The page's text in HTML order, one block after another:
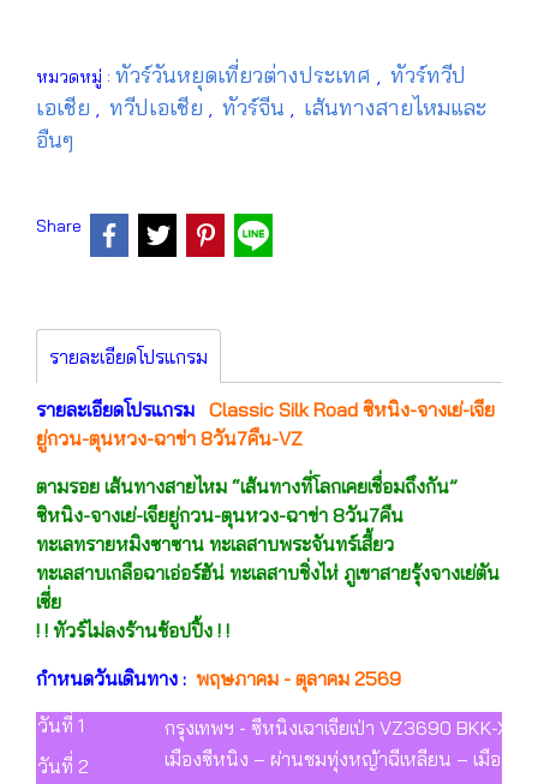
หมวดหมู่ : ทัวร์วันหยุดเที่ยวต่างประเทศ , ทัวร์ทวีป
เอเชีย , ทวีปเอเชีย , ทัวร์จีน , เส้นทางสายไหมและ
อืนๆ
Share
รายละเอียดโปรแกรม
รายละเอียดโปรแกรม Classic Silk Road ซิหนิง-จางเย่-เจีย
ยู่กวน-ตุนหวง-ฉาข่า 8วัน7คืน-VZ
ตามรอย เส้นทางสายไหม “เส้นทางที่โลกเคยเชื่อมถึงกัน”
ซิหนิง-จางเย่-เจียยู่กวน-ตุนหวง-ฉาข่า 8วัน7คืน
ทะเลทรายหมิงซาซาน ทะเลสาบพระจันทร์เสี้ยว
ทะเลสาบเกลือฉาเอ่อร์ฮัน่ ทะเลสาบชิ่งไห่ ภูเขาสายรุ้งจางเย่ตัน
เซี่ย
! ! ทัวร์ไม่ลงร้านช้อปปิ้ง ! !
กำหนดวันเดินทาง : พฤษภาคม - ตุลาคม 2569
วันที่ 1
กรุงเทพฯ - ซีหนิงเฉาเจียเป่า VZ3690 BKK-
วันที่ 2
เมืองซีหนิง – ผ่านชมทุ่งหญ้าฉีเหลียน – เมืองจา